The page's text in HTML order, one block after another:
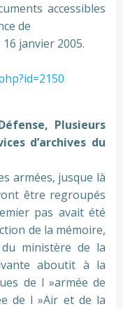
accessibles
de
janvier 2005.
Plusieurs
d’archives du
armées, jusque là
être regroupés
pas avait été
de la mémoire,
ministère de la
aboutit à la
de l »armée de
de l »Air et de la